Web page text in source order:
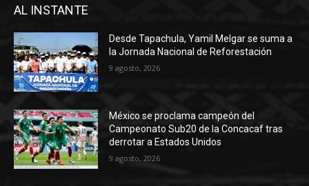
AL INSTANTE
Desde Tapachula, Yamil Melgar se suma a
la Jornada Nacional de Reforestación
9 agosto, 2026
México se proclama campeón del
Campeonato Sub20 de la Concacaf tras
derrotar a Estados Unidos
9 agosto, 2026